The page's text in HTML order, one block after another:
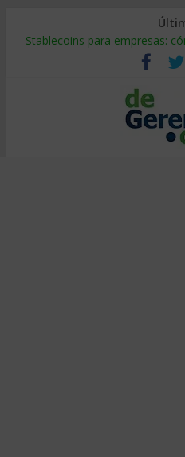
Stablecoins para empresas:
Despido silencioso: qué es y
IA en selección de personal:
Trabajo forzoso en la cadena
Mercado hispano de EE. UU.: